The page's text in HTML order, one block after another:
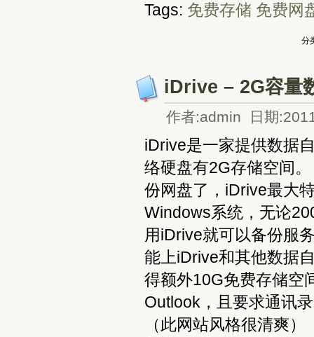
Tags: 免费存储 免费网
分
iDrive – 2G容量
作者:admin 日期
iDrive是一家提供数据
络硬盘有2G存储空间
份网盘了，iDrive最大
Windows系统，无论
用iDrive就可以备份服
能上iDrive和其他数据
得额外10G免费存储空
Outlook，且要求通讯
（此网站风格很清爽）